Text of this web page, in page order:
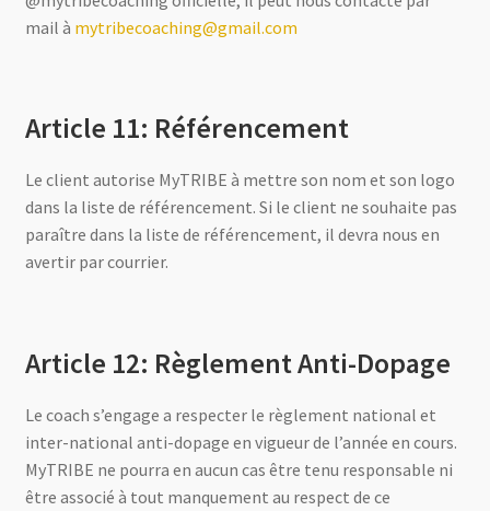
mail à mytribecoaching@gmail.com
Article 11: Référencement
Le client autorise MyTRIBE à mettre son nom et son logo
dans la liste de référencement. Si le client ne souhaite pas
paraître dans la liste de référencement, il devra nous en
avertir par courrier.
Article 12: Règlement Anti-Dopage
Le coach s’engage a respecter le règlement national et
inter-national anti-dopage en vigueur de l’année en cours.
MyTRIBE ne pourra en aucun cas être tenu responsable ni
être associé à tout manquement au respect de ce